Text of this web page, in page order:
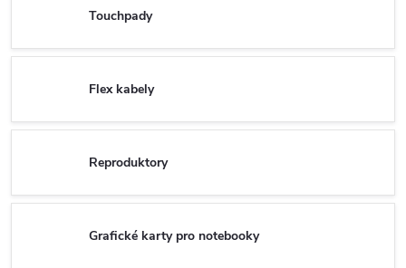
Touchpady
Flex kabely
Reproduktory
Grafické karty pro notebooky